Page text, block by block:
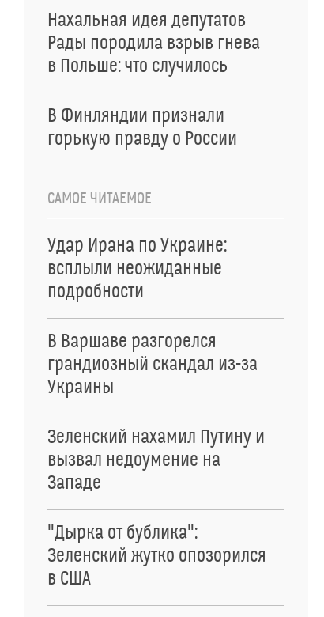
Нахальная идея депутатов
Рады породила взрыв гнева
в Польше: что случилось
В Финляндии признали
горькую правду о России
САМОЕ ЧИТАЕМОЕ
Удар Ирана по Украине:
всплыли неожиданные
подробности
В Варшаве разгорелся
грандиозный скандал из-за
Украины
Зеленский нахамил Путину и
вызвал недоумение на
Западе
"Дырка от бублика":
Зеленский жутко опозорился
в США